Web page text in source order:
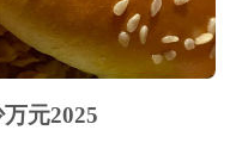
元2025